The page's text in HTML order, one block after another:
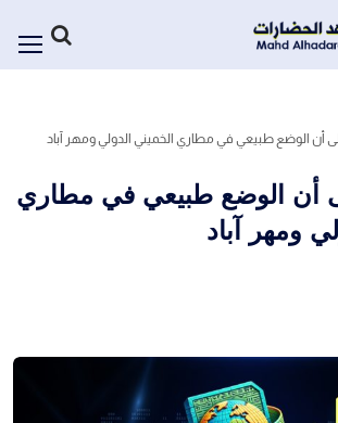
إلى أن الوضع طبيعي في مطاري الخميني الدولي ومهر آباد
أن الوضع طبيعي في مطاري
ومهر آباد